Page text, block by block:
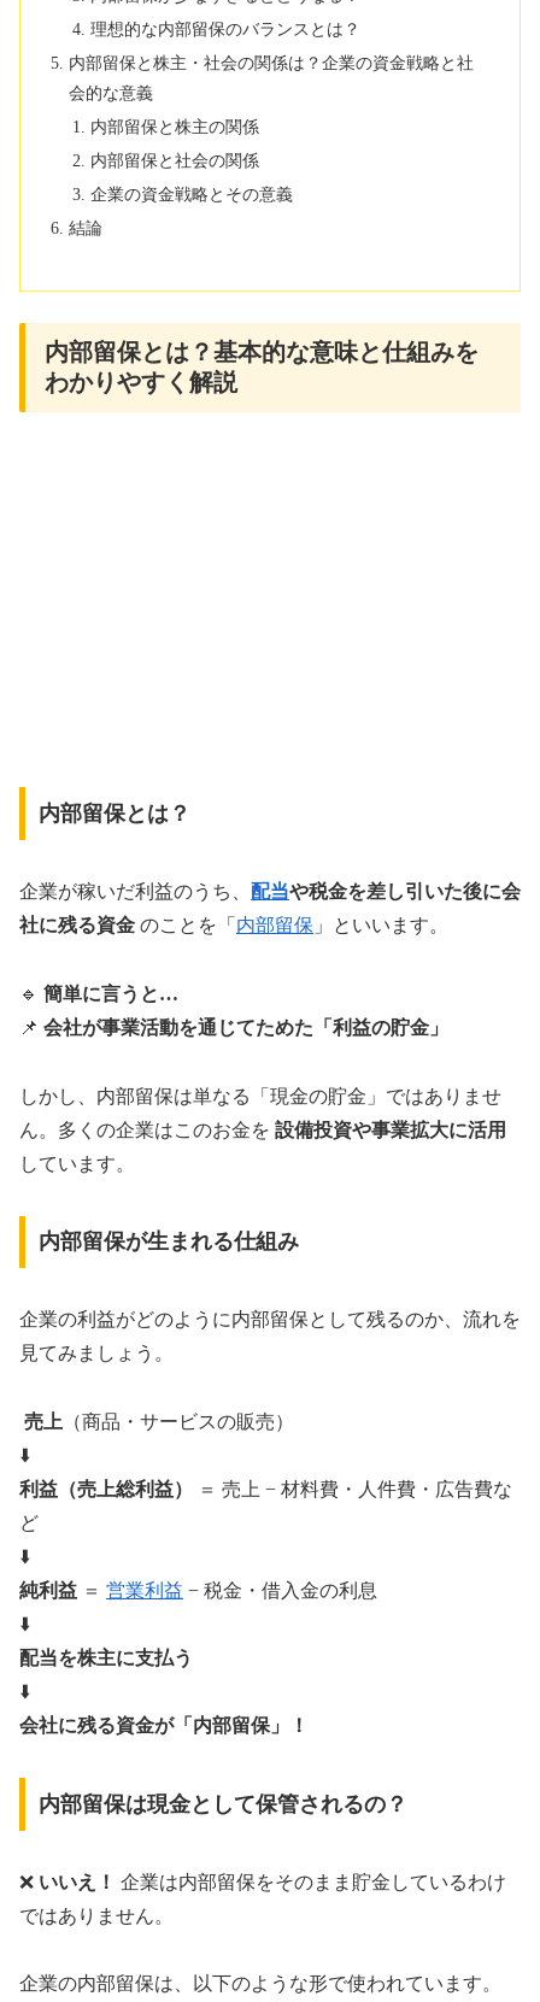
理想的な内部留保のバランスとは？
内部留保と株主・社会の関係は？企業の資金戦略と社
会的な意義
内部留保と株主の関係
内部留保と社会の関係
企業の資金戦略とその意義
結論
内部留保とは？基本的な意味と仕組みを
わかりやすく解説
内部留保とは？
企業が稼いだ利益のうち、 配当や税金を差し引いた後に会
社に残る資金 のことを「 内部留保 」といいます。
🔹 簡単に言うと…
📌 会社が事業活動を通じてためた「利益の貯金」
しかし、内部留保は単なる「現金の貯金」ではありませ
ん。多くの企業はこのお金を 設備投資や事業拡大に活用
しています。
内部留保が生まれる仕組み
企業の利益がどのように内部留保として残るのか、流れを
見てみましょう。
売上 （商品・サービスの販売）
⬇️
利益（売上総利益）
＝ 売上 − 材料費・人件費・広告費な
ど
⬇️
純利益 ＝ 営業利益 − 税金・借入金の利息
⬇️
配当を株主に支払う
⬇️
会社に残る資金が「内部留保」！
内部留保は現金として保管されるの？
❌ いいえ！ 企業は内部留保をそのまま貯金しているわけ
ではありません。
企業の内部留保は、以下のような形で使われています。